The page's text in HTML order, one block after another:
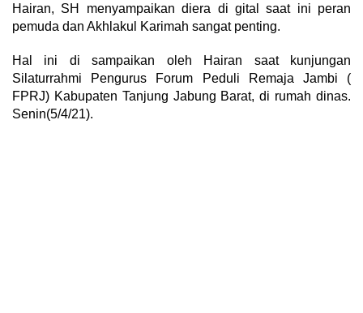
Hairan, SH menyampaikan diera di gital saat ini peran
pemuda dan Akhlakul Karimah sangat penting.
Hal ini di sampaikan oleh Hairan saat kunjungan
Silaturrahmi Pengurus Forum Peduli Remaja Jambi (
FPRJ) Kabupaten Tanjung Jabung Barat, di rumah dinas.
Senin(5/4/21).